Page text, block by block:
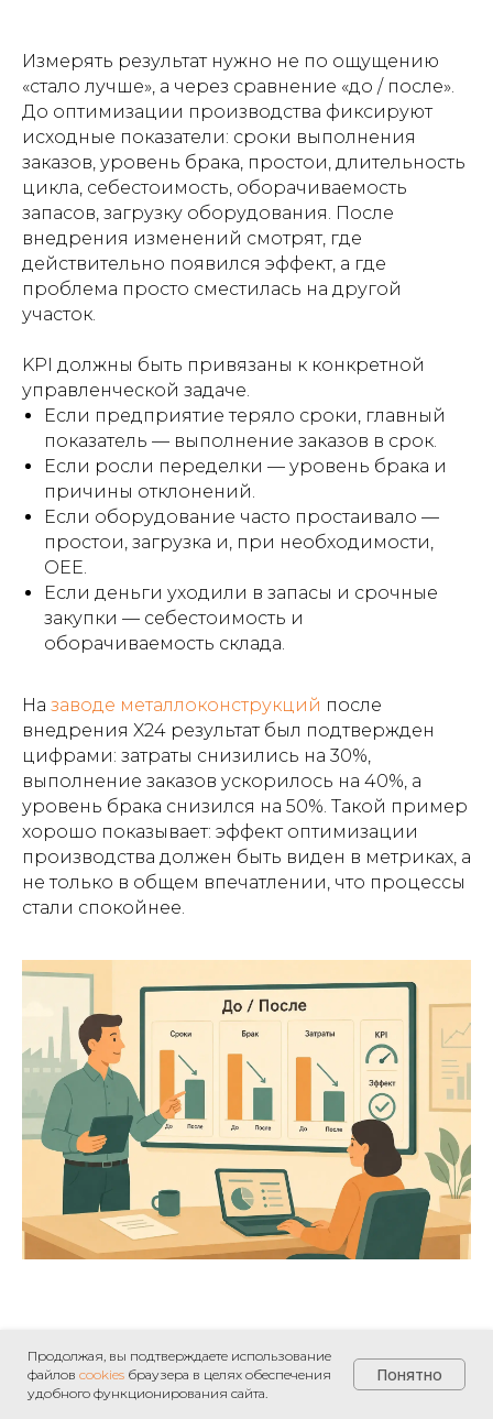
Измерять результат нужно не по ощущению
«стало лучше», а через сравнение «до / после».
До оптимизации производства фиксируют
исходные показатели: сроки выполнения
заказов, уровень брака, простои, длительность
цикла, себестоимость, оборачиваемость
запасов, загрузку оборудования. После
внедрения изменений смотрят, где
действительно появился эффект, а где
проблема просто сместилась на другой
участок.
KPI должны быть привязаны к конкретной
управленческой задаче.
Если предприятие теряло сроки, главный
показатель — выполнение заказов в срок.
Если росли переделки — уровень брака и
причины отклонений.
Если оборудование часто простаивало —
простои, загрузка и, при необходимости,
OEE.
Если деньги уходили в запасы и срочные
закупки — себестоимость и
оборачиваемость склада.
На заводе металлоконструкций после
внедрения X24 результат был подтвержден
цифрами: затраты снизились на 30%,
выполнение заказов ускорилось на 40%, а
уровень брака снизился на 50%. Такой пример
хорошо показывает: эффект оптимизации
производства должен быть виден в метриках, а
не только в общем впечатлении, что процессы
стали спокойнее.
Мини-чек-лист готовности
Продолжая, вы подтверждаете использование
файлов cookies браузера в целях обеспечения
удобного функционирования сайта.
Понятно